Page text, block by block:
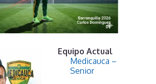
Equipo Actual
Medicauca –
Senior